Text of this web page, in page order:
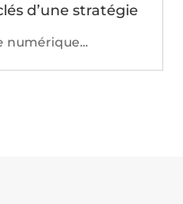
d’une stratégie
numérique...